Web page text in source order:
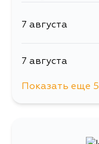
7 августа
7 августа
Показать еще 5